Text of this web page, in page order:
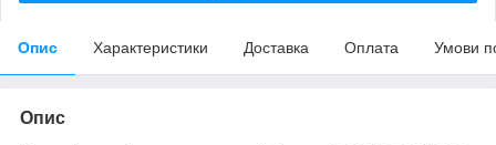
Опис Характеристики Доставка Оплата Умови
Опис